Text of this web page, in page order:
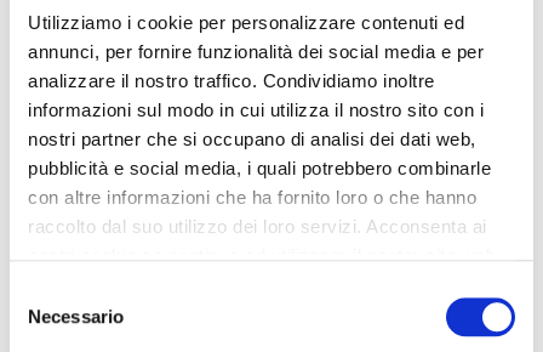
Utilizziamo i cookie per personalizzare contenuti ed
annunci, per fornire funzionalità dei social media e per
analizzare il nostro traffico. Condividiamo inoltre
informazioni sul modo in cui utilizza il nostro sito con i
nostri partner che si occupano di analisi dei dati web,
pubblicità e social media, i quali potrebbero combinarle
con altre informazioni che ha fornito loro o che hanno
raccolto dal suo utilizzo dei loro servizi. Acconsenta ai
delNecessario
minibag mit metallschriftzug
69,00 €
-40%
41,40 €
minibag mit metallschriftzug
69,00 €
-40%
41,40 €